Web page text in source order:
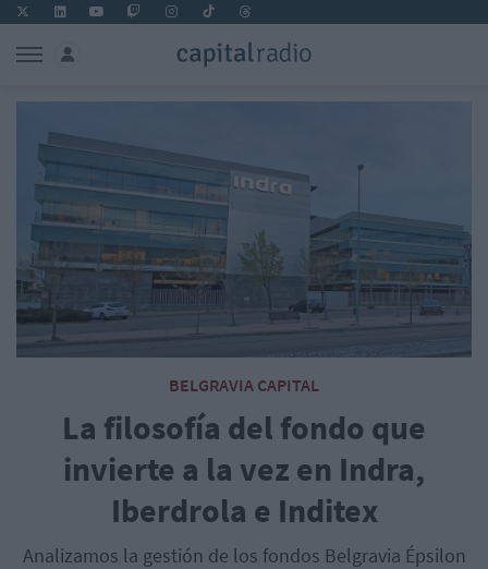
BELGRAVIA CAPITAL
La filosofía del fondo que
invierte a la vez en Indra,
Iberdrola e Inditex
Analizamos la gestión de los fondos Belgravia Épsilon